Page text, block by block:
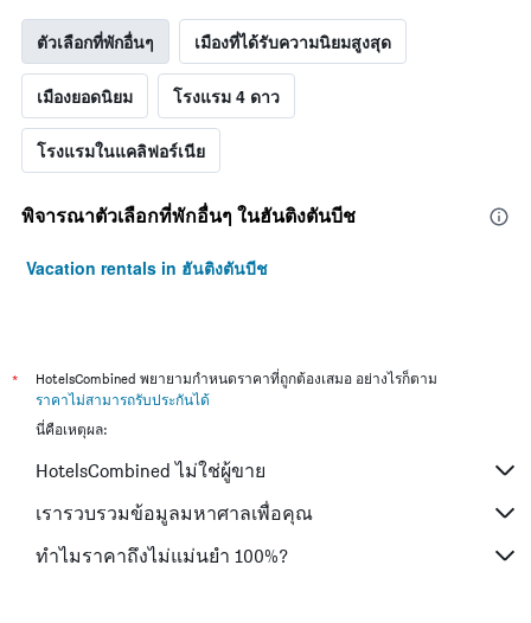
ตัวเลือกที่พักอื่นๆ เมืองที่ได้รับความนิยมสูงสุด
เมืองยอดนิยม โรงแรม 4 ดาว
โรงแรมในแคลิฟอร์เนีย
พิจารณาตัวเลือกที่พักอื่นๆ ในฮันติงตันบีช
Vacation rentals in ฮันติงตันบีช
*
HotelsCombined พยายามกำหนดราคาที่ถูกต้องเสมอ อย่างไรก็ตาม
ราคาไม่สามารถรับประกันได้
นี่คือเหตุผล:
HotelsCombined ไม่ใช่ผู้ขาย
เรารวบรวมข้อมูลมหาศาลเพื่อคุณ
ทำไมราคาถึงไม่แม่นยำ 100%?